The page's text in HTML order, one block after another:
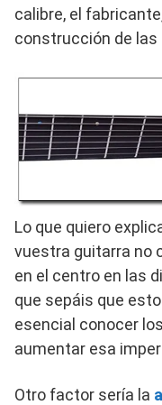
calibre, el
construcción de las
Lo que quiero
vuestra guitarra no
en el centro en las
que sepáis que
esencial conocer
aumentar esa
Otro factor sería la